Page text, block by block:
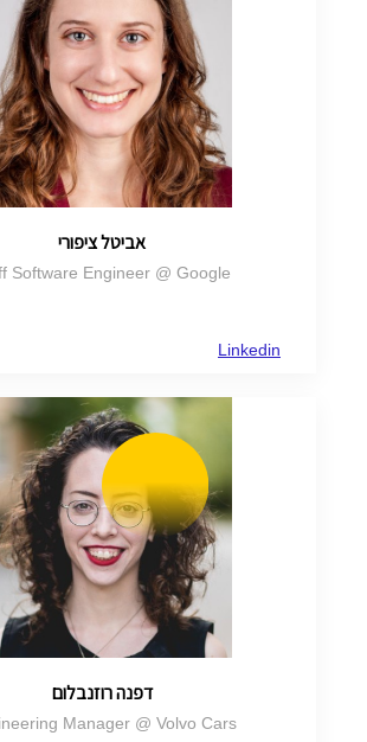
אביטל ציפורי
Software Engineer @ Google
Linkedin
דפנה רוזנבלום
Manager @ Volvo Cars